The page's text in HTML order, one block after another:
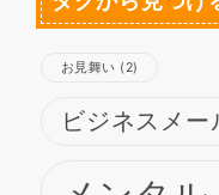
お見舞い (2)
ビジネスメー